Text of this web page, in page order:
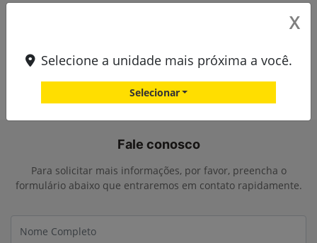
Fale conosco
Para solicitar mais informações, por favor, preencha o
formulário abaixo que entraremos em contato rapidamente.
X
Selecione a unidade mais próxima a você.
Selecionar